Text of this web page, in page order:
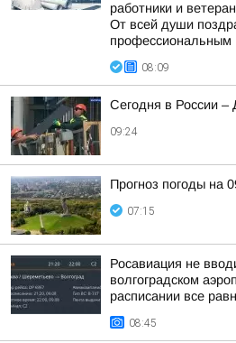
работники и
От всей души
профессиональным
08:09
Сегодня в России –
09:24
Прогноз погоды на
07:15
Росавиация не
волгоградском
расписании все
08:45